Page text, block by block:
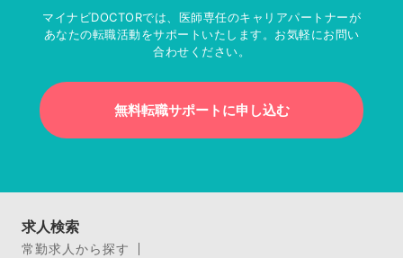
マイナビDOCTORでは、医師専任のキャリアパートナーが
あなたの転職活動をサポートいたします。お気軽にお問い
合わせください。
無料転職サポートに申し込む
求人検索
常勤求人から探す